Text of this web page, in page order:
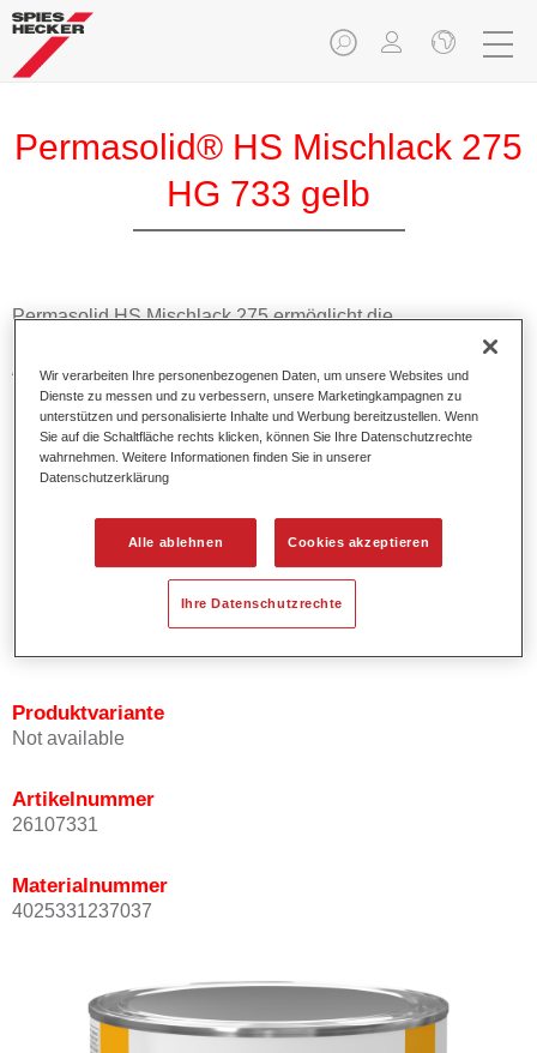
Permasolid® HS Mischlack 275
HG 733 gelb
Permasolid HS Mischlack 275 ermöglicht die
Farbtonausmischung vom hochwertigen Permasolid HS
Autolack 275 mit allen Uni-Farbtönen für die Pkw-
Lackierung.
Produktmerkmale
Erlaubt eine einfache und schnelle Verarbeitung in 1,5
Ermöglicht schnelle Trocknungszeiten.
Bietet ein hohes Deckvermögen.
Besitzt einen exzellenten Decklackstand.
Entspricht den VOC Anforderungen.
Produktvariante
Not available
Artikelnummer
26107331
Materialnummer
4025331237037
Wir verarbeiten Ihre personenbezogenen Daten, um unsere Websites und
Dienste zu messen und zu verbessern, unsere Marketingkampagnen zu
unterstützen und personalisierte Inhalte und Werbung bereitzustellen. Wenn
Sie auf die Schaltfläche rechts klicken, können Sie Ihre Datenschutzrechte
wahrnehmen. Weitere Informationen finden Sie in unserer
Datenschutzerklärung
Alle ablehnen Cookies akzeptieren
Ihre Datenschutzrechte